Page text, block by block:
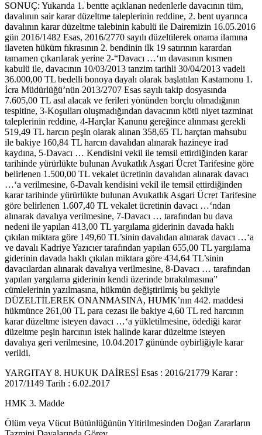
SONUÇ: Yukarıda 1. bentte açıklanan nedenlerle davacının tüm,
davalının sair karar düzeltme taleplerinin reddine, 2. bent uyarınca
davalının karar düzeltme talebinin kabulü ile Dairemizin 16.05.2016
gün 2016/1482 Esas, 2016/2770 sayılı düzeltilerek onama ilamına
ilaveten hüküm fıkrasının 2. bendinin ilk 19 satırının karardan
tamamen çıkarılarak yerine 2-“Davacı …‘ın davasının kısmen
kabulü ile, davacının 10/03/2013 tanzim tarihli 30/04/2013 vadeli
36.000,00 TL bedelli bonoya dayalı olarak başlatılan Kastamonu 1.
İcra Müdürlüğü’nün 2013/2707 Esas sayılı takip dosyasında
7.605,00 TL asıl alacak ve ferileri yönünden borçlu olmadığının
tespitine, 3-Koşulları oluşmadığından davacının kötü niyet tazminat
taleplerinin reddine, 4-Harçlar Kanunu gereğince alınması gerekli
519,49 TL harcın peşin olarak alınan 358,65 TL harçtan mahsubu
ile bakiye 160,84 TL harcın davalıdan alınarak hazineye irad
kaydına, 5-Davacı … Kendisini vekil ile temsil ettirdiğinden karar
tarihinde yürürlükte bulunan Avukatlık Asgari Ücret Tarifesine göre
belirlenen 1.500,00 TL vekalet ücretinin davalıdan alınarak davacı
…‘a verilmesine, 6-Davalı kendisini vekil ile temsil ettirdiğinden
karar tarihinde yürürlükte bulunan Avukatlık Asgari Ücret Tarifesine
göre belirlenen 1.607,40 TL vekalet ücretinin davacı …‘ndan
alınarak davalıya verilmesine, 7-Davacı … tarafından bu dava
nedeni ile yapılan 413,00 TL yargılama giderinin davada haklı
çıkılan miktara göre 149,60 TL’sinin davalıdan alınarak davacı …‘a
ve davalı Kadriye Yazıcıer tarafından yapılan 655,00 TL yargılama
giderinin davada haklı çıkılan miktara göre 434,64 TL’sinin
davacılardan alınarak davalıya verilmesine, 8-Davacı … tarafından
yapılan yargılama giderinin kendi üzerinde bırakılmasına”
cümlelerinin yazılmasına, hükmün değiştirilmiş bu şekliyle
DÜZELTİLEREK ONANMASINA, HUMK’nın 442. maddesi
hükmünce 261,00 TL para cezası ile bakiye 4,60 TL red harcının
karar düzeltme isteyen davacı …‘a yükletilmesine, ödediği karar
düzeltme peşin harcının istek halinde karar düzeltme isteyen
davalıya geri verilmesine, 10.04.2017 gününde oybirliğiyle karar
verildi.
YARGITAY 8. HUKUK DAİRESİ Esas : 2016/21779 Karar :
2017/1149 Tarih : 6.02.2017
HMK 3. Madde
Ölüm veya Vücut Bütünlüğünün Yitirilmesinden Doğan Zararların